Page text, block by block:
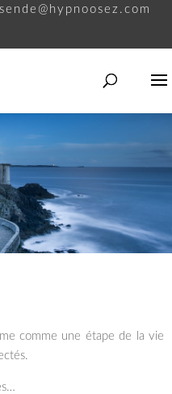
comme une étape de la vie